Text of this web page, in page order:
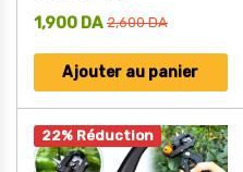
2,600DA
1,900 DA
Ajouter au panier
22% Réduction